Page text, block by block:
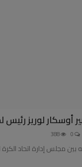
أوسكار لوريز
بين مجلس إدارة اتحاد